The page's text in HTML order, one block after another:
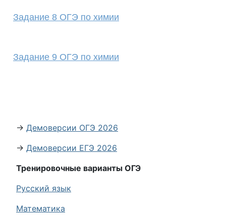
Задание 8 ОГЭ по химии
Задание 9 ОГЭ по химии
→ Демоверсии ОГЭ 2026
→ Демоверсии ЕГЭ 2026
Тренировочные варианты ОГЭ
Русский язык
Математика